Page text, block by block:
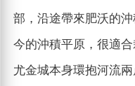
部，沿途帶來肥沃的
今的沖積平原，很適合
尤金城本身環抱河流